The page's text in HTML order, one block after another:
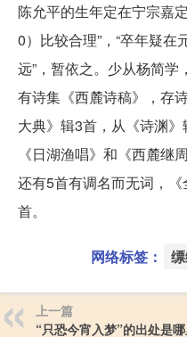
陈允平的生年定在宁宗嘉
0）比较合理”，“卒年疑
远”，暂依之。少从杨简学
有诗集《西麓诗稿》，存
大典》辑3首，从《诗渊
《日湖渔唱》和《西麓继
还有5首有调名而无词，
首。
网络标签：
上一篇
“只恐今宵入梦”的出处是